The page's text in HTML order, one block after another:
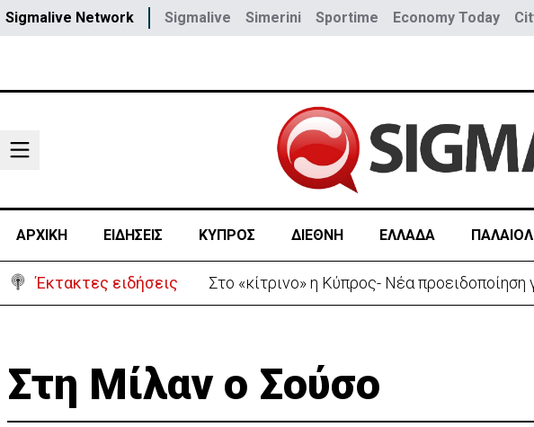
Sigmalive Network Sigmalive Simerini Sportime Economy Today
ΑΡΧΙΚΗ ΕΙΔΗΣΕΙΣ ΚΥΠΡΟΣ ΔΙΕΘΝΗ ΕΛΛΑΔΑ
Έκτακτες ειδήσεις Στο «κίτρινο» η Κύπρος- Νέα
Στη Μίλαν ο Σούσο